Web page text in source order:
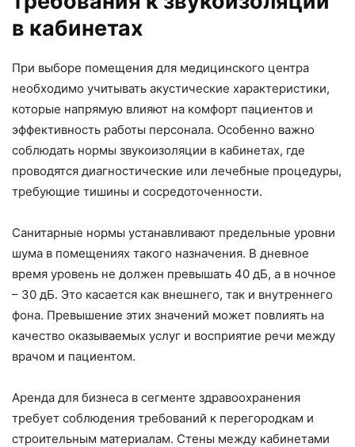
в кабинетах
При выборе помещения для медицинского центра
необходимо учитывать акустические характеристики,
которые напрямую влияют на комфорт пациентов и
эффективность работы персонала. Особенно важно
соблюдать нормы звукоизоляции в кабинетах, где
проводятся диагностические или лечебные процедуры,
требующие тишины и сосредоточенности.
Санитарные нормы устанавливают предельные уровни
шума в помещениях такого назначения. В дневное
время уровень не должен превышать 40 дБ, а в ночное
– 30 дБ. Это касается как внешнего, так и внутреннего
фона. Превышение этих значений может повлиять на
качество оказываемых услуг и восприятие речи между
врачом и пациентом.
Аренда для бизнеса в сегменте здравоохранения
требует соблюдения требований к перегородкам и
строительным материалам. Стены между кабинетами